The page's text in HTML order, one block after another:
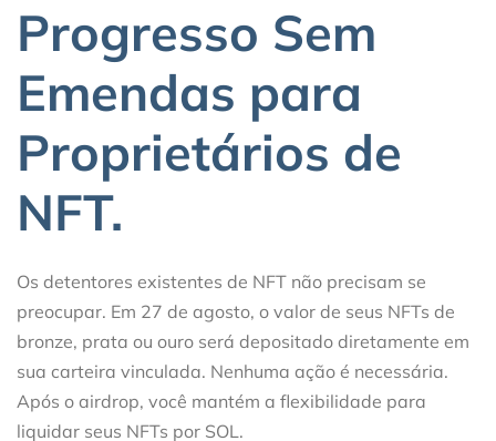
Progresso Sem
Emendas para
Proprietários de
NFT.
Os detentores existentes de NFT não precisam se
preocupar. Em 27 de agosto, o valor de seus NFTs de
bronze, prata ou ouro será depositado diretamente em
sua carteira vinculada. Nenhuma ação é necessária.
Após o airdrop, você mantém a flexibilidade para
liquidar seus NFTs por SOL.